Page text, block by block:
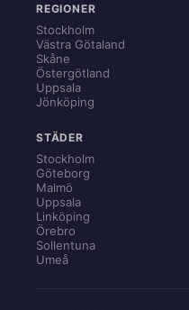
REGIONER
Stockholm
Västra Götaland
Skåne
Östergötland
Uppsala
Jönköping
STÄDER
Stockholm
Göteborg
Malmö
Uppsala
Linköping
Örebro
Sollentuna
Umeå